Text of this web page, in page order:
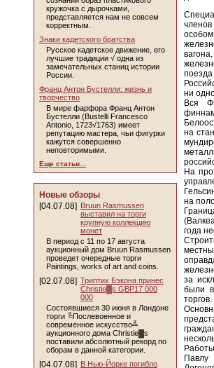
кружочка с дырочками,
представляется нам не совсем
корректным.
Знаки кадетского братства
Русское кадетское движение, его
лучшие традиции √ одна из
замечательных станиц истории
России.
Франц Антон Бустелли: жизнь и
творчество
В мире фарфора Франц Антон
Бустелли (Bustelli Francesco
Antonio, 1723√1763) имеет
репутацию мастера, чьи фигурки
кажутся совершенно
неповторимыми.
Еще статьи...
Новые обзоры
[04.07.08] Bruun Rasmussen
выставил на торги
крупную коллекцию
монет
В период с 11 по 17 августа
аукционный дом Bruun Rasmussen
проведет очередные торги
Paintings, works of art and coins.
[02.07.08] Триптих Бэкона принес
Christie▓s GBP17 000
000
Состоявшиеся 30 июня в Лондоне
торги ╚Послевоенное и
современное искусство╩
аукционного дома Christie▓s
поставили абсолютный рекорд по
сборам в данной категории.
[04.07.08] В Нью-Йорке погибло
ни
Вся
на
На
на
года
за
были
торгов.
Павлу